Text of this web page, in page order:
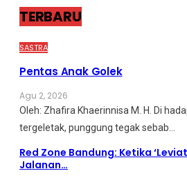
TERBARU
SASTRA
Pentas Anak Golek
Agu 2, 2026
Oleh: Zhafira Khaerinnisa M. H. Di
tergeletak, punggung tegaksebab…
Red Zone Bandung: Ketika
Jalanan…